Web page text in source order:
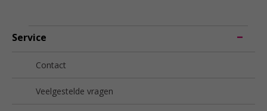
Service
Contact
Veelgestelde vragen